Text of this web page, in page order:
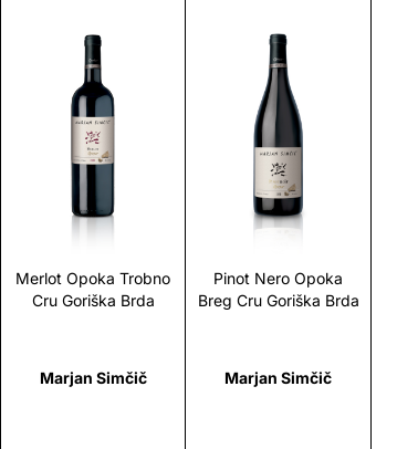
Merlot Opoka Trobno
Cru Goriška Brda
Marjan Simčič
Scopri
Pinot Nero Opoka
Breg Cru Goriška Brda
Marjan Simčič
Scopri